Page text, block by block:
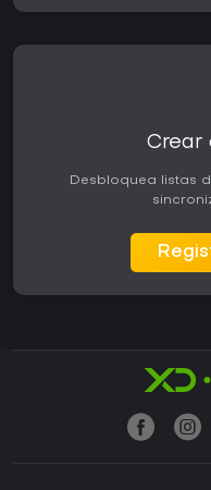
Crear
Desbloquea listas